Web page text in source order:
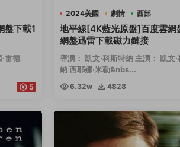
盤下載1
雷德
5
2024美國 劇情 西部
地平線[4K藍光原盤]百度雲網
網盤迅雷下載磁力鏈接
導演： 凱文·科斯特納 主演： 凱文
納 西耶娜·米勒&nbs...
6.32w 4828